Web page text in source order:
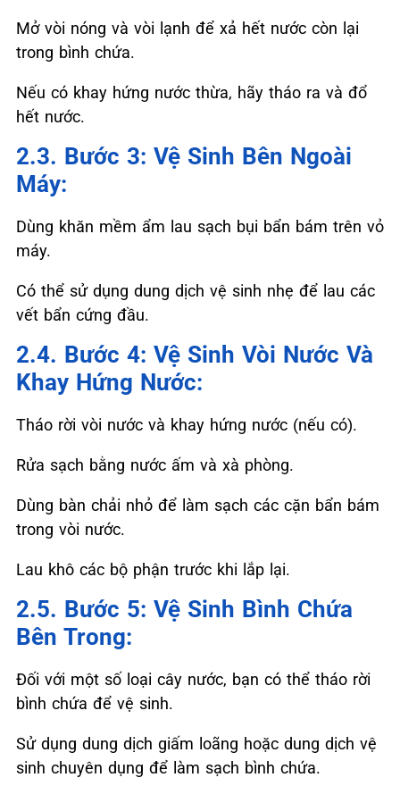
Mở vòi nóng và vòi lạnh để xả hết nước còn lại
trong bình chứa.
Nếu có khay hứng nước thừa, hãy tháo ra và đổ
hết nước.
2.3. Bước 3: Vệ Sinh Bên Ngoài
Máy:
Dùng khăn mềm ẩm lau sạch bụi bẩn bám trên vỏ
máy.
Có thể sử dụng dung dịch vệ sinh nhẹ để lau các
vết bẩn cứng đầu.
2.4. Bước 4: Vệ Sinh Vòi Nước Và
Khay Hứng Nước:
Tháo rời vòi nước và khay hứng nước (nếu có).
Rửa sạch bằng nước ấm và xà phòng.
Dùng bàn chải nhỏ để làm sạch các cặn bẩn bám
trong vòi nước.
Lau khô các bộ phận trước khi lắp lại.
2.5. Bước 5: Vệ Sinh Bình Chứa
Bên Trong:
Đối với một số loại cây nước, bạn có thể tháo rời
bình chứa để vệ sinh.
Sử dụng dung dịch giấm loãng hoặc dung dịch vệ
sinh chuyên dụng để làm sạch bình chứa.